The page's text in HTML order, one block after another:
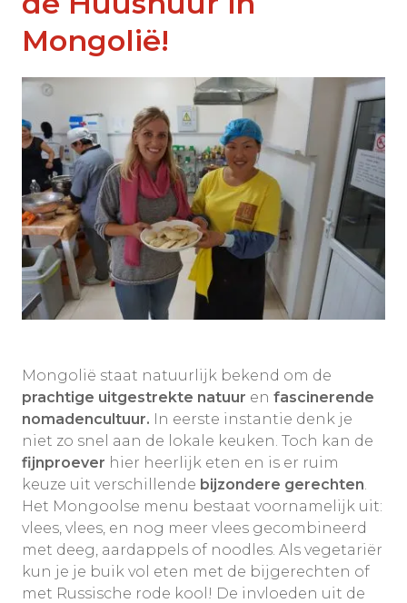
Mongolië!
Mongolië staat natuurlijk bekend om de
prachtige uitgestrekte natuur en fascinerende
nomadencultuur. In eerste instantie denk je
niet zo snel aan de lokale keuken. Toch kan de
fijnproever hier heerlijk eten en is er ruim
keuze uit verschillende bijzondere gerechten.
Het Mongoolse menu bestaat voornamelijk uit:
vlees, vlees, en nog meer vlees gecombineerd
met deeg, aardappels of noodles. Als vegetariër
kun je je buik vol eten met de bijgerechten of
met Russische rode kool! De invloeden uit de